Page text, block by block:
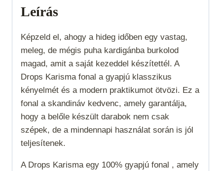
mennyiség
Leírás
Képzeld el, ahogy a hideg időben egy vastag,
meleg, de mégis puha kardigánba burkolod
magad, amit a saját kezeddel készítettél. A
Drops Karisma fonal a gyapjú klasszikus
kényelmét és a modern praktikumot ötvözi. Ez a
fonal a skandináv kedvenc, amely garantálja,
hogy a belőle készült darabok nem csak
szépek, de a mindennapi használat során is jól
teljesítenek.
A Drops Karisma egy 100% gyapjú fonal , amely